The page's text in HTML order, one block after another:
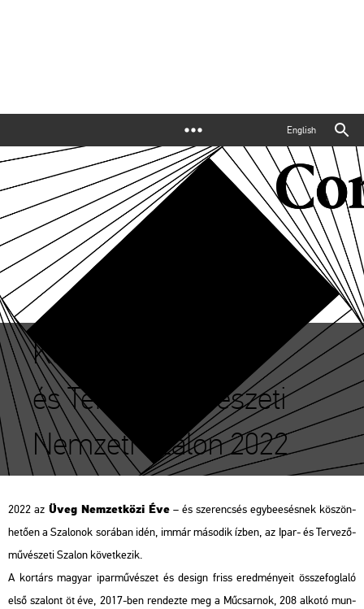
English
Közös tér | II. Ipar-
és Tervezőművészeti
Nemzeti Szalon 2022
2022 az Üveg Nem­zet­kö­zi Éve – és sze­ren­csés egy­be­esés­nek kö­szön­
he­tő­en a Sza­lo­nok so­rá­ban idén, immár má­so­dik ízben, az Ipar- és Ter­ve­ző­
mű­vé­sze­ti Sza­lon kö­vet­ke­zik.
A kor­társ ma­gyar ipar­mű­vé­szet és de­sign friss ered­mé­nye­it össze­fog­la­ló
első sza­lont öt éve, 2017-ben ren­dez­te meg a Mű­csar­nok, 208 al­ko­tó mun­